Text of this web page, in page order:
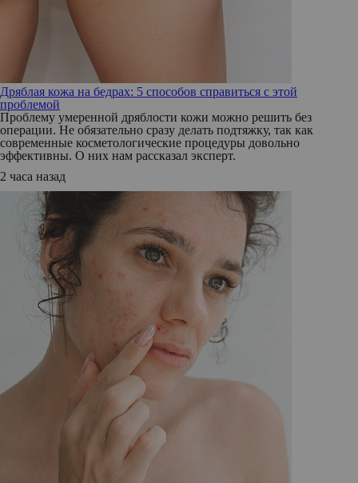
Дряблая кожа на бедрах: 5 способов справиться с этой
проблемой
Проблему умеренной дряблости кожи можно решить без
операции. Не обязательно сразу делать подтяжку, так как
современные косметологические процедуры довольно
эффективны. О них нам рассказал эксперт.
2 часа назад